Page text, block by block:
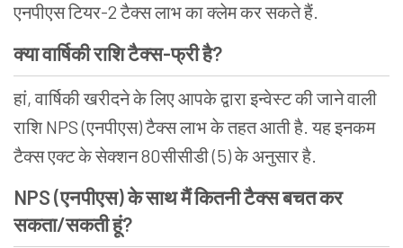
एनपीएस टियर-2 टैक्स लाभ का क्लेम कर सकते हैं.
क्या वार्षिकी राशि टैक्स-फ्री है?
हां, वार्षिकी खरीदने के लिए आपके द्वारा इन्वेस्ट की जाने वाली
राशि NPS(एनपीएस) टैक्स लाभ के तहत आती है. यह इनकम
टैक्स एक्ट के सेक्शन 80सीसीडी (5) के अनुसार है.
NPS(एनपीएस) के साथ मैं कितनी टैक्स बचत कर
सकता/सकती हूं?